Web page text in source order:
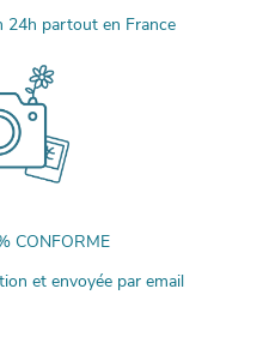
24h partout en France
CONFORME
et envoyée par email